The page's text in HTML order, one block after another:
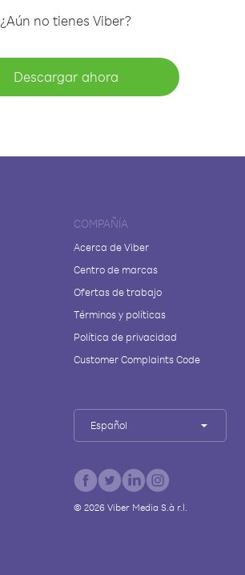
¿Aún no tienes Viber?
Descargar ahora
COMPAÑÍA
Acerca de Viber
Centro de marcas
Ofertas de trabajo
Términos y políticas
Política de privacidad
Customer Complaints Code
Español
© 2026Viber Media S.à r.l.